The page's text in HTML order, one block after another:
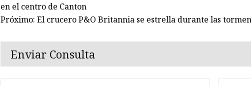
en el centro de Canton
Próximo: El crucero P&O Britannia se estrella durante las
Enviar Consulta